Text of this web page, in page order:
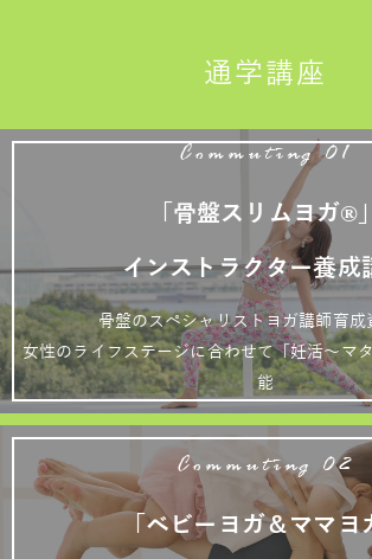
通学講座
Commuting 01
「骨盤スリムヨガ®」
インストラクター養成
骨盤のスペシャリストヨガ講師育成
女性のライフステージに合わせて「妊活～マ
能
Commuting 02
「ベビーヨガ＆ママヨ